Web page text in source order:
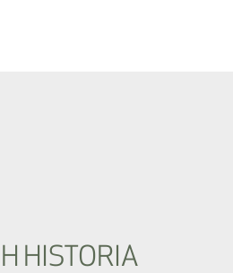
HISTORIA